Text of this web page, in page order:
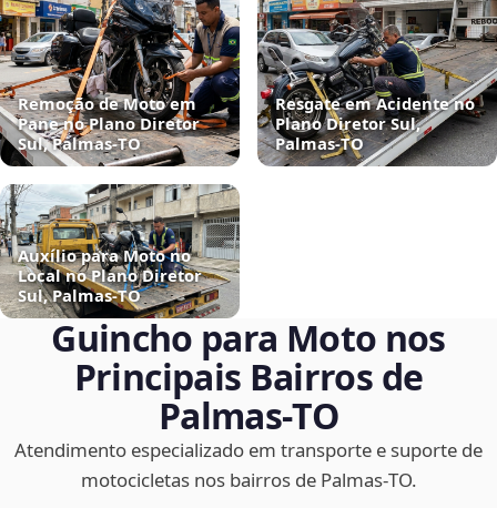
Remoção de Moto em
Pane no Plano Diretor
Sul, Palmas‑TO
Resgate em Acidente no
Plano Diretor Sul,
Palmas‑TO
Auxílio para Moto no
Local no Plano Diretor
Sul, Palmas‑TO
Guincho para Moto nos
Principais Bairros de
Palmas‑TO
Atendimento especializado em transporte e suporte de
motocicletas nos bairros de Palmas‑TO.